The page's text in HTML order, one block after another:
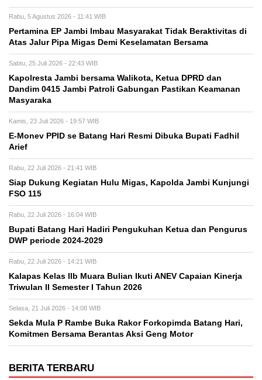
Rabu, 5 Agustus 2026 - 11:41 WIB
Pertamina EP Jambi Imbau Masyarakat Tidak Beraktivitas di
Atas Jalur Pipa Migas Demi Keselamatan Bersama
Sabtu, 25 Juli 2026 - 22:43 WIB
Kapolresta Jambi bersama Walikota, Ketua DPRD dan
Dandim 0415 Jambi Patroli Gabungan Pastikan Keamanan
Masyaraka
Kamis, 23 Juli 2026 - 19:57 WIB
E-Monev PPID se Batang Hari Resmi Dibuka Bupati Fadhil
Arief
Rabu, 22 Juli 2026 - 21:41 WIB
Siap Dukung Kegiatan Hulu Migas, Kapolda Jambi Kunjungi
FSO 115
Rabu, 22 Juli 2026 - 16:04 WIB
Bupati Batang Hari Hadiri Pengukuhan Ketua dan Pengurus
DWP periode 2024-2029
Rabu, 22 Juli 2026 - 14:21 WIB
Kalapas Kelas IIb Muara Bulian Ikuti ANEV Capaian Kinerja
Triwulan II Semester I Tahun 2026
Selasa, 21 Juli 2026 - 14:08 WIB
Sekda Mula P Rambe Buka Rakor Forkopimda Batang Hari,
Komitmen Bersama Berantas Aksi Geng Motor
BERITA TERBARU